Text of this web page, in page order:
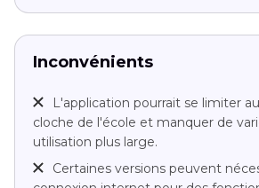
Inconvénients
L'application pourrait se limiter
cloche de l'école et manquer de
utilisation plus large.
Certaines versions peuvent